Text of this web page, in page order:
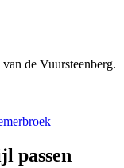
de Vuursteenberg.
passen